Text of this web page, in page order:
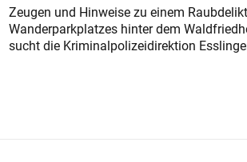
Zeugen und Hinweise zu einem
Wanderparkplatzes hinter dem
sucht die Kriminalpolizeidirektion